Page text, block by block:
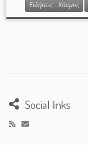
Ειδήσεις - Κόσμος
Social links